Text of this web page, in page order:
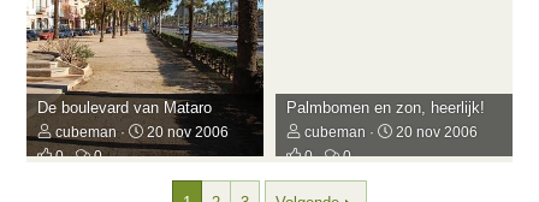
De boulevard van Mataro
cubeman
20 nov 2006
0
0
Palmbomen en zon, heerlijk!
cubeman
20 nov 2006
0
0